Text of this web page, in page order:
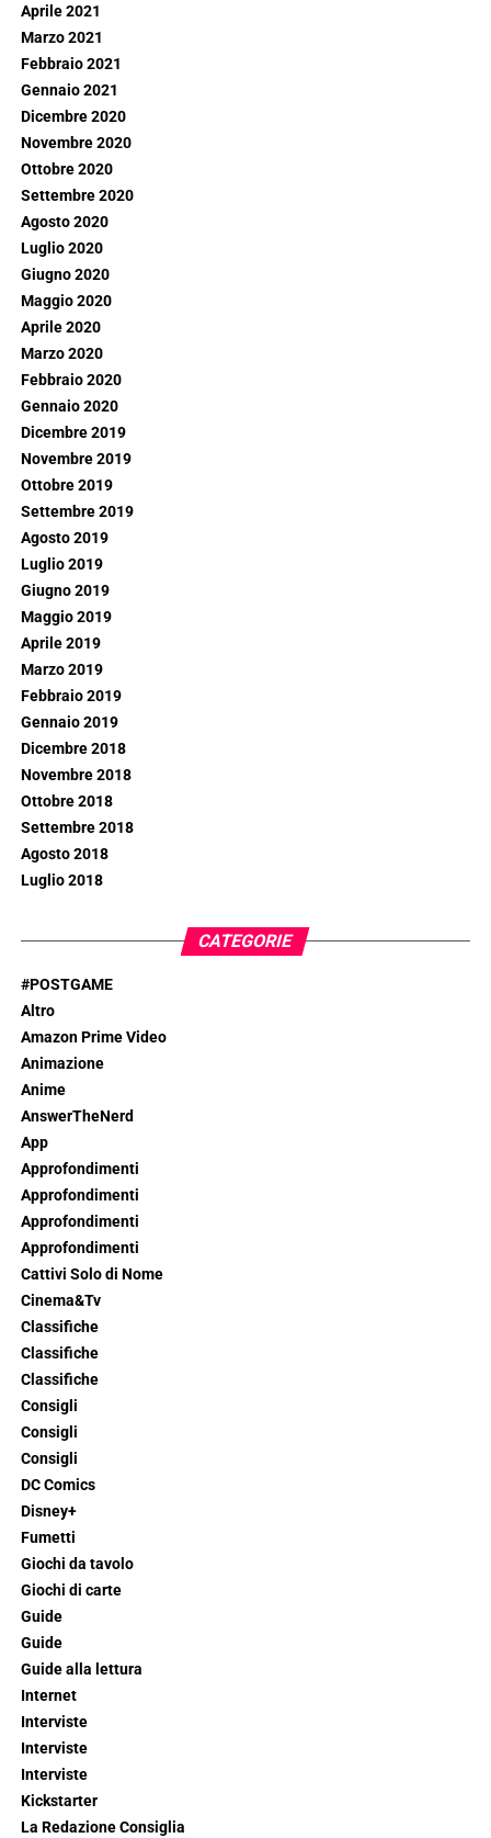
Aprile 2021
Marzo 2021
Febbraio 2021
Gennaio 2021
Dicembre 2020
Novembre 2020
Ottobre 2020
Settembre 2020
Agosto 2020
Luglio 2020
Giugno 2020
Maggio 2020
Aprile 2020
Marzo 2020
Febbraio 2020
Gennaio 2020
Dicembre 2019
Novembre 2019
Ottobre 2019
Settembre 2019
Agosto 2019
Luglio 2019
Giugno 2019
Maggio 2019
Aprile 2019
Marzo 2019
Febbraio 2019
Gennaio 2019
Dicembre 2018
Novembre 2018
Ottobre 2018
Settembre 2018
Agosto 2018
Luglio 2018
CATEGORIE
#POSTGAME
Altro
Amazon Prime Video
Animazione
Anime
AnswerTheNerd
App
Approfondimenti
Approfondimenti
Approfondimenti
Approfondimenti
Cattivi Solo di Nome
Cinema&Tv
Classifiche
Classifiche
Classifiche
Consigli
Consigli
Consigli
DC Comics
Disney+
Fumetti
Giochi da tavolo
Giochi di carte
Guide
Guide
Guide alla lettura
Internet
Interviste
Interviste
Interviste
Kickstarter
La Redazione Consiglia